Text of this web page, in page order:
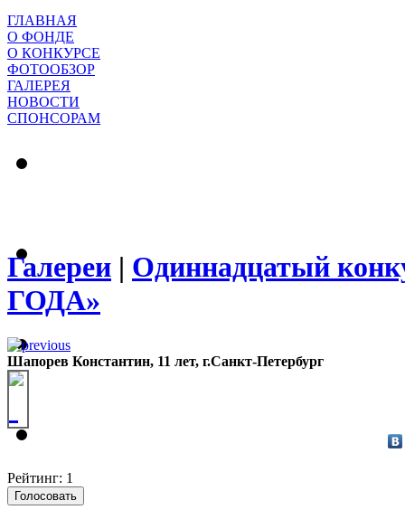
ГЛАВНАЯ
О ФОНДЕ
О КОНКУРСЕ
ФОТООБЗОР
ГАЛЕРЕЯ
НОВОСТИ
СПОНСОРАМ
Галереи | Одиннадцатый
ГОДА»
Шапорев Константин, 11 лет, г.Санкт-Петербург
Рейтинг: 1